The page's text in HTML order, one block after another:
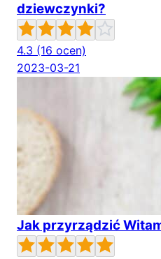
dziewczynki?
4.3 (16 ocen)
2023-03-21
Jak przyrządzić